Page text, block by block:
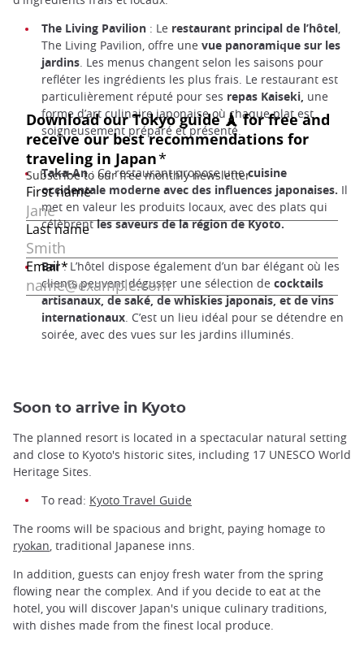
The Living Pavilion : Le restaurant principal de l’hôtel,
The Living Pavilion, offre une vue panoramique sur les
jardins. Les menus changent selon les saisons pour
refléter les ingrédients les plus frais. Le restaurant est
particulièrement réputé pour ses repas Kaiseki, une
forme d’art culinaire japonaise où chaque plat est
soigneusement préparé et présenté.
Taka-An: Ce restaurant propose unecuisine
occidentale moderne avec des influences japonaises. Il
met en valeur les produits locaux, avec des plats qui
célèbrentles saveurs de la région de Kyoto.
Bar: L’hôtel dispose également d’un bar élégant où les
clients peuvent déguster une sélection de cocktails
artisanaux, de saké, de whiskies japonais, et de vins
internationaux. C’est un lieu idéal pour se détendre en
soirée, avec des vues sur les jardins illuminés.
Soon to arrive in Kyoto
The planned resort is located in a spectacular natural setting
and close to Kyoto's historic sites, including 17 UNESCO World
Heritage Sites.
To read: Kyoto Travel Guide
The rooms will be spacious and bright, paying homage to
ryokan, traditional Japanese inns.
In addition, guests can enjoy fresh water from the spring
flowing near the complex. And if you decide to eat at the
hotel, you will discover Japan's unique culinary traditions,
with dishes made from the finest local produce.